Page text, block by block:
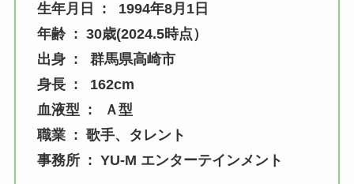
生年月日 : 1994年8月1日
年齢 : 30歳(2024.5時点）
出身 : 群馬県高崎市
身長 : 162cm
血液型 : Ａ型
職業 : 歌手、タレント
事務所 : YU-M エンターテインメント